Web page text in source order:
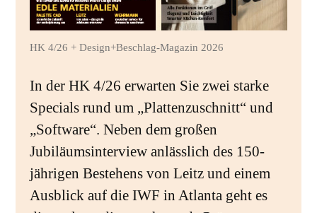
HK 4/26 + Design+Beschlag-Magazin 2026
In der HK 4/26 erwarten Sie zwei starke
Specials rund um „Plattenzuschnitt“ und
„Software“. Neben dem großen
Jubiläumsinterview anlässlich des 150-
jährigen Bestehens von Leitz und einem
Ausblick auf die IWF in Atlanta geht es